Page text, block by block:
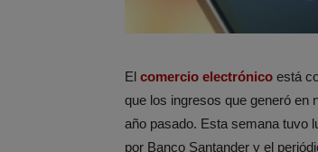
El comercio electrónico está
que los ingresos que generó en
año pasado. Esta semana tuvo
por Banco Santander y el